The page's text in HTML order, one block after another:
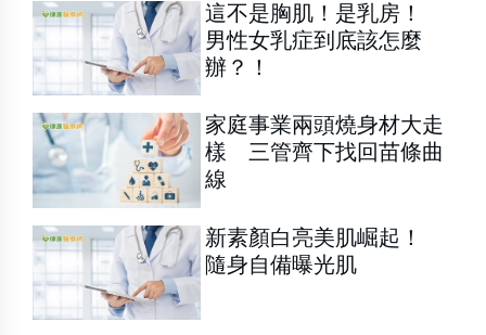
這不是胸肌！是乳房！
男性女乳症到底該怎麼
辦？！
家庭事業兩頭燒身材大走
樣 三管齊下找回苗條曲
線
新素顏白亮美肌崛起！
隨身自備曝光肌